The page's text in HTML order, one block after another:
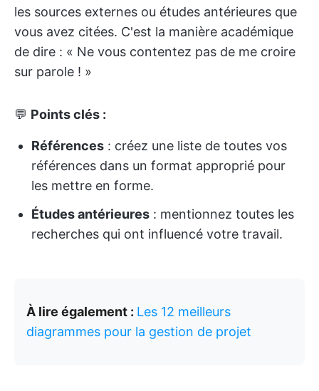
les sources externes ou études antérieures que
vous avez citées. C'est la manière académique
de dire : « Ne vous contentez pas de me croire
sur parole ! »
💬 Points clés :
Références : créez une liste de toutes vos
références dans un format approprié pour
les mettre en forme.
Études antérieures : mentionnez toutes les
recherches qui ont influencé votre travail.
À lire également : Les 12 meilleurs
diagrammes pour la gestion de projet